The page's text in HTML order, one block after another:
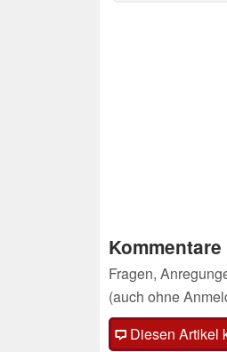
Kommentare
Fragen,
(auch ohne
Diesen Artikel